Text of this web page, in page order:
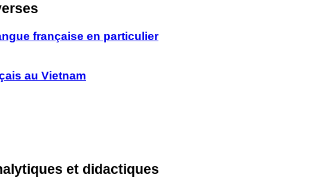
française en particulier
au Vietnam
et didactiques